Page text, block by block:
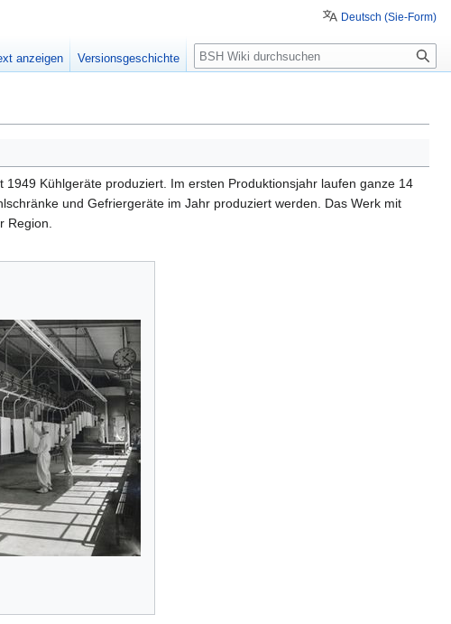
Kühlgeräte produziert. Im ersten Produktionsjahr laufen ganze 14
und Gefriergeräte im Jahr produziert werden. Das Werk mit
Region.
Deutsch (Sie-Form)
anzeigen Versionsgeschichte Suche